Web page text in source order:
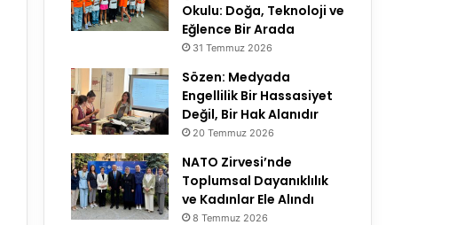
Okulu: Doğa, Teknoloji ve
Eğlence Bir Arada
31 Temmuz 2026
Sözen: Medyada
Engellilik Bir Hassasiyet
Değil, Bir Hak Alanıdır
20 Temmuz 2026
NATO Zirvesi’nde
Toplumsal Dayanıklılık
ve Kadınlar Ele Alındı
8 Temmuz 2026